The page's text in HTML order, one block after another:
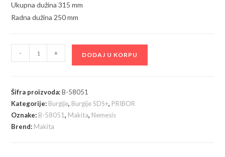
Ukupna dužina 315 mm
Radna dužina 250 mm
Burgija
Plus
Nemesis
II
6,5
- + DODAJ U KORPU
Šifra proizvoda:B-58051
Kategorije: Burgije, Burgije SDS+, PRIBOR
Oznake: B-58051, Makita, Nemesis
Brend: Makita